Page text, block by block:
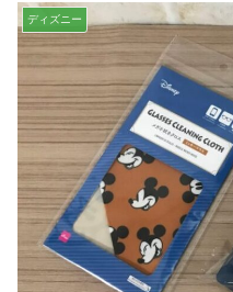
ディズニー